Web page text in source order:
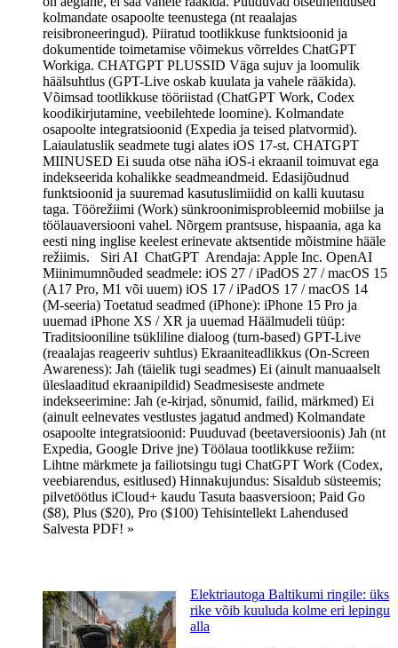
kolmandate osapoolte teenustega (nt reaalajas
reisibroneeringud). Piiratud tootlikkuse funktsioonid ja
dokumentide toimetamise võimekus võrreldes ChatGPT
Workiga. CHATGPT PLUSSID Väga sujuv ja loomulik
häälsuhtlus (GPT-Live oskab kuulata ja vahele rääkida).
Võimsad tootlikkuse tööriistad (ChatGPT Work, Codex
koodikirjutamine, veebilehtede loomine). Kolmandate
osapoolte integratsioonid (Expedia ja teised platvormid).
Laiaulatuslik seadmete tugi alates iOS 17-st. CHATGPT
MIINUSED Ei suuda otse näha iOS-i ekraanil toimuvat ega
indekseerida kohalikke seadmeandmeid. Edasijõudnud
funktsioonid ja suuremad kasutuslimiidid on kalli kuutasu
taga. Töörežiimi (Work) sünkroonimisprobleemid mobiilse ja
töölauaversiooni vahel. Nõrgem prantsuse, hispaania, aga ka
eesti ning inglise keelest erinevate aktsentide mõistmine hääle
režiimis. Siri AI ChatGPT Arendaja: Apple Inc. OpenAI
Miinimumnõuded seadmele: iOS 27 / iPadOS 27 / macOS 15
(A17 Pro, M1 või uuem) iOS 17 / iPadOS 17 / macOS 14
(M-seeria) Toetatud seadmed (iPhone): iPhone 15 Pro ja
uuemad iPhone XS / XR ja uuemad Häälmudeli tüüp:
Traditsiooniline tsükliline dialoog (turn-based) GPT-Live
(reaalajas reageeriv suhtlus) Ekraaniteadlikkus (On-Screen
Awareness): Jah (täielik tugi seadmes) Ei (ainult manuaalselt
üleslaaditud ekraanipildid) Seadmesiseste andmete
indekseerimine: Jah (e-kirjad, sõnumid, failid, märkmed) Ei
(ainult eelnevates vestlustes jagatud andmed) Kolmandate
osapoolte integratsioonid: Puuduvad (beetaversioonis) Jah (nt
Expedia, Google Drive jne) Töölaua tootlikkuse režiim:
Lihtne märkmete ja failiotsingu tugi ChatGPT Work (Codex,
veebiarendus, esitlused) Hinnakujundus: Sisaldub süsteemis;
pilvetöötlus iCloud+ kaudu Tasuta baasversioon; Paid Go
($8), Plus ($20), Pro ($100) Tehisintellekt Lahendused
Salvesta PDF! »
Elektriautoga Baltikumi ringile: üks
rike võib kuuluda kolme eri lepingu
alla